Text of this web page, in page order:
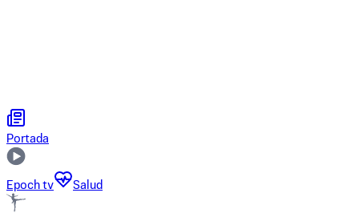
Portada
Epoch tv Salud